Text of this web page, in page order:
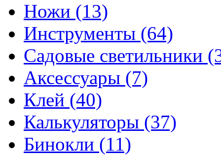
Ножи (13)
Инструменты (64)
Садовые светильники
Аксессуары (7)
Клей (40)
Калькуляторы (37)
Бинокли (11)